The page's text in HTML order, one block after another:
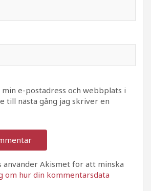
e-postadress och webbplats i
till nästa gång jag skriver en
använder Akismet för att minska
om hur din kommentarsdata